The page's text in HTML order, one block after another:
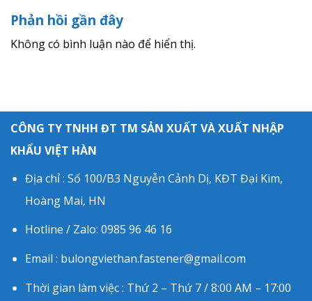
Phản hồi gần đây
Không có bình luận nào để hiển thị.
CÔNG TY TNHH ĐT TM SẢN XUẤT VÀ XUẤT NHẬP
KHẨU VIỆT HÀN
Địa chỉ : Số 100/B3 Nguyễn Cảnh Dị, KĐT Đại Kim,
Hoàng Mai, HN
Hotline / Zalo: 0985 96 46 16
Email : bulongviethan.fastener@gmail.com
Thời gian làm việc : Thứ 2 – Thứ 7 / 8:00 AM – 17:00